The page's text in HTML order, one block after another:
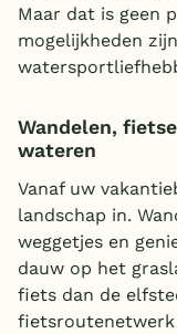
Maar dat is geen
mogelijkheden
Wandelen,
wateren
Vanaf uw
landschap in.
weggetjes en
dauw op het
fiets dan de